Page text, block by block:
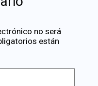
no será
están